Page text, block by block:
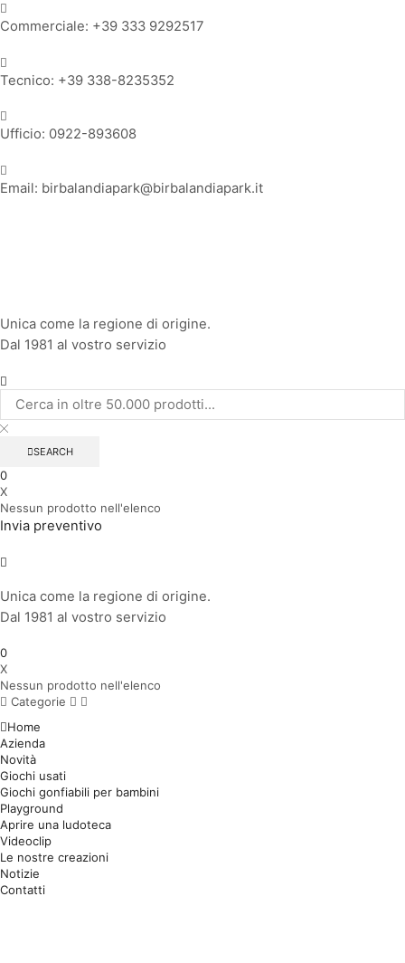
Commerciale: +39 333 9292517
Tecnico: +39 338-8235352
Ufficio: 0922-893608
Email: birbalandiapark@birbalandiapark.it
Unica come la regione di origine.
Dal 1981 al vostro servizio
SEARCH
0
X
Nessun prodotto nell'elenco
Invia preventivo
Unica come la regione di origine.
Dal 1981 al vostro servizio
0
X
Nessun prodotto nell'elenco
Categorie
Home
Azienda
Novità
Giochi usati
Giochi gonfiabili per bambini
Playground
Aprire una ludoteca
Videoclip
Le nostre creazioni
Notizie
Contatti